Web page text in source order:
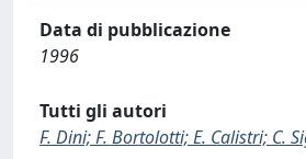
Data di pubblicazione
1996
Tutti gli autori
F. Dini; F. Bortolotti; E. Calistri; C.